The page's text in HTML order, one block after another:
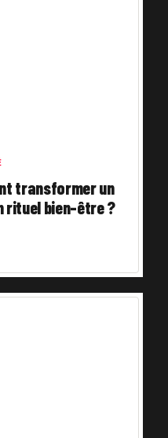
transformer un
rituel bien-être ?